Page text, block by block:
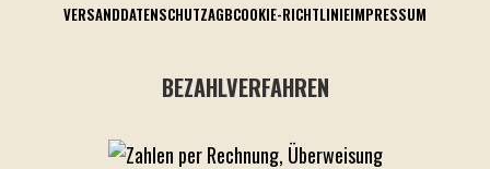
VERSANDDATENSCHUTZAGBCOOKIE-RICHTLINIEIMPRESSUM
BEZAHLVERFAHREN